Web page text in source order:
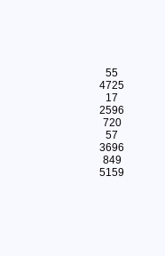
55
4725
17
2596
720
57
3696
849
5159